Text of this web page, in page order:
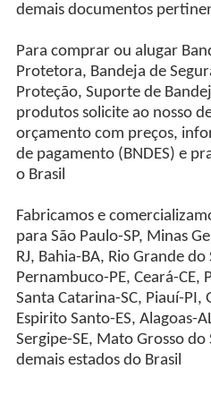
demais documentos
Para comprar ou alugar
Protetora, Bandeja de
Proteção, Suporte de
produtos solicite ao nosso
orçamento com preços,
de pagamento (BNDES) e
o Brasil
Fabricamos e
para São Paulo-SP, Minas
RJ, Bahia-BA, Rio Grande do
Pernambuco-PE, Ceará-
Santa Catarina-SC, Piauí-PI,
Espirito Santo-ES, Alagoas-
Sergipe-SE, Mato Grosso do
demais estados do Brasil